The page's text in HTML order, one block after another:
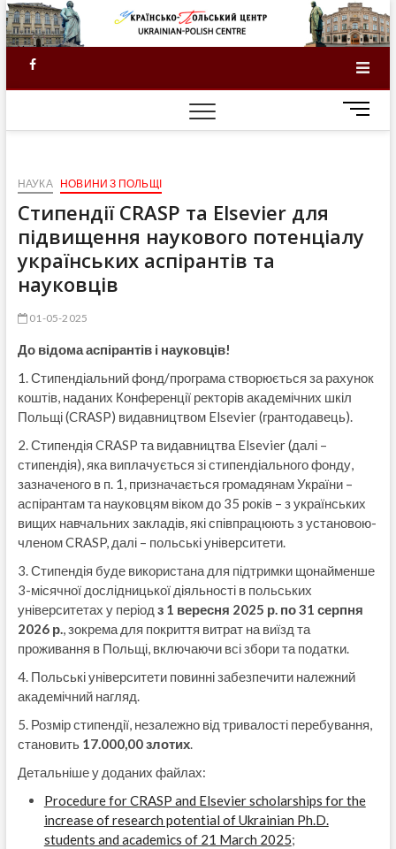
Skip
to
content
Facebook
M
e
t
НАУКА НОВИНИ З ПОЛЬЩІ
Стипендії CRASP та Elsevier для
підвищення наукового потенціалу
українських аспірантів та
науковців
01-05-2025
До відома аспірантів і науковців!
1. Стипендіальний фонд/програма створюється за рахунок
коштів, наданих Конференції ректорів академічних шкіл
Польщі (CRASP) видавництвом Elsevier (грантодавець).
2. Стипендія CRASP та видавництва Elsevier (далі –
стипендія), яка виплачується зі стипендіального фонду,
зазначеного в п. 1, призначається громадянам України –
аспірантам та науковцям віком до 35 років – з українських
вищих навчальних закладів, які співпрацюють з установою-
членом CRASP, далі – польські університети.
3. Стипендія буде використана для підтримки щонайменше
3-місячної дослідницької діяльності в польських
університетах у період з 1 вересня 2025 р. по 31 серпня
2026 р., зокрема для покриття витрат на виїзд та
проживання в Польщі, включаючи всі збори та податки.
4. Польські університети повинні забезпечити належний
академічний нагляд.
5. Розмір стипендії, незалежно від тривалості перебування,
становить 17.000,00 злотих.
Детальніше у доданих файлах:
Procedure for CRASP and Elsevier scholarships for the
increase of research potential of Ukrainian Ph.D.
students and academics of 21 March 2025;